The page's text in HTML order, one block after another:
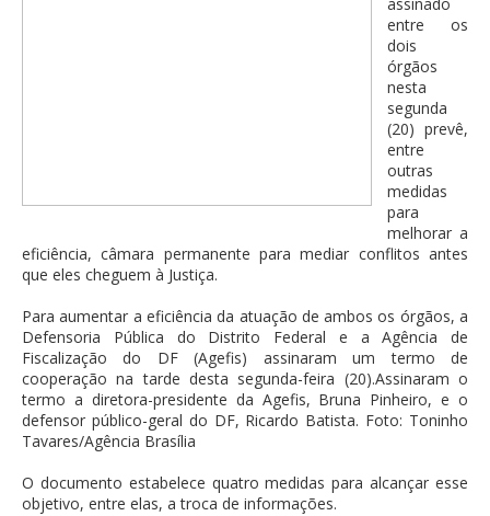
assinado
entre os
dois
órgãos
nesta
segunda
(20) prevê,
entre
outras
medidas
para
melhorar a
eficiência, câmara permanente para mediar conflitos antes
que eles cheguem à Justiça.
Para aumentar a eficiência da atuação de ambos os órgãos, a
Defensoria Pública do Distrito Federal e a Agência de
Fiscalização do DF (Agefis) assinaram um termo de
cooperação na tarde desta segunda-feira (20).Assinaram o
termo a diretora-presidente da Agefis, Bruna Pinheiro, e o
defensor público-geral do DF, Ricardo Batista. Foto: Toninho
Tavares/Agência Brasília
O documento estabelece quatro medidas para alcançar esse
objetivo, entre elas, a troca de informações.